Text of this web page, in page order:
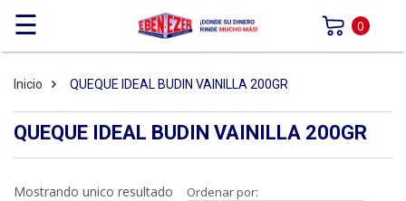
☰ 0
Inicio QUEQUE IDEAL BUDIN VAINILLA 200GR
QUEQUE IDEAL BUDIN VAINILLA 200GR
Mostrando unico resultado Ordenar por: